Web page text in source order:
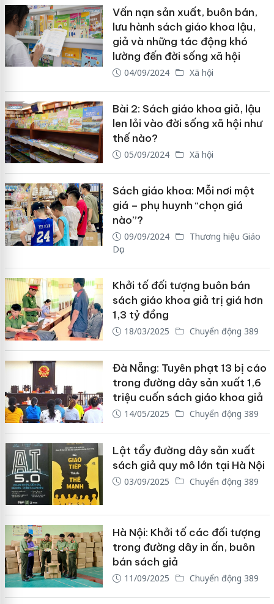
Vấn nạn sản xuất, buôn bán,
lưu hành sách giáo khoa lậu,
giả và những tác động khó
lường đến đời sống xã hội
04/09/2024 Xã hội
Bài 2: Sách giáo khoa giả, lậu
len lỏi vào đời sống xã hội như
thế nào?
05/09/2024 Xã hội
Sách giáo khoa: Mỗi nơi một
giá – phụ huynh “chọn giá
nào”?
09/09/2024
Thương hiệu Giáo
Dục
Khởi tố đối tượng buôn bán
sách giáo khoa giả trị giá hơn
1,3 tỷ đồng
18/03/2025 Chuyển động 389
Đà Nẵng: Tuyên phạt 13 bị cáo
trong đường dây sản xuất 1,6
triệu cuốn sách giáo khoa giả
14/05/2025 Chuyển động 389
Lật tẩy đường dây sản xuất
sách giả quy mô lớn tại Hà Nội
03/09/2025 Chuyển động 389
Hà Nội: Khởi tố các đối tượng
trong đường dây in ấn, buôn
bán sách giả
11/09/2025 Chuyển động 389